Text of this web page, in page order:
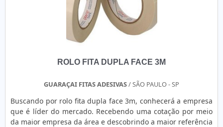
sucesso, a empresa investiu em profissionais competentes e
em equipamentos inovadores. A Suliflex é uma empresa
que tem sido apontada de forma positiva no mercado pela
idoneidade em tudo que faz, onde comprova sua essência
ROLO FITA DUPLA FACE 3M
GUARAÇAI FITAS ADESIVAS/ SÃO PAULO - SP
Buscando por rolo fita dupla face 3m, conhecerá a empresa
que é líder do mercado. Recebendo uma cotação por meio
da maior empresa da área e descobrindo a maior referência